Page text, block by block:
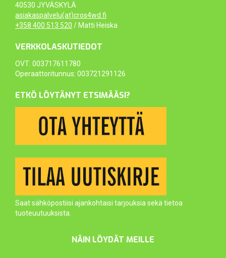
40530 JYVÄSKYLÄ
asiakaspalvelu(at)cros4wd.fi
+358 400 513 520 / Matti Heiska
VERKKOLASKUTIEDOT
OVT: 003717611780
Operaattoritunnus: 003721291126
ETKÖ LÖYTÄNYT ETSIMÄÄSI?
Saat sähköpostiisi ajankohtaisi tarjouksia sekä tietoa
tuoteuutuuksista.
NÄIN LÖYDÄT MEILLE